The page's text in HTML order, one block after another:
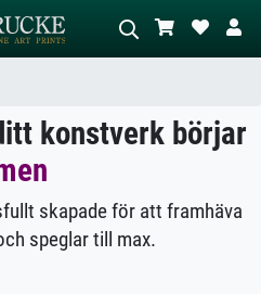
AI-bildsökning
oljemålning, stående naken bredvid ett
träd.
konstverk börjar
skapade för att framhäva
speglar till max.